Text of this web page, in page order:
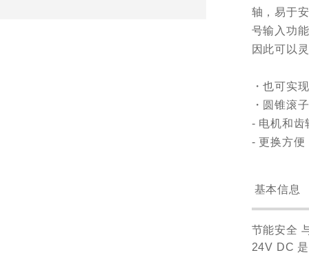
轴，易于
号输入功
因此可以
・也可实现
・圆锥滚
- 电机和齿
- 更换方便
基本信息
节能安全
24V DC